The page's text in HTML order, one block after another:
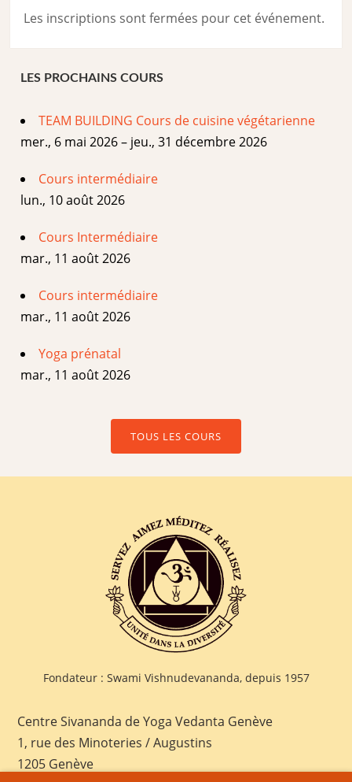
Les inscriptions sont fermées pour cet événement.
LES PROCHAINS COURS
TEAM BUILDING Cours de cuisine végétarienne
mer., 6 mai 2026 – jeu., 31 décembre 2026
Cours intermédiaire
lun., 10 août 2026
Cours Intermédiaire
mar., 11 août 2026
Cours intermédiaire
mar., 11 août 2026
Yoga prénatal
mar., 11 août 2026
TOUS LES COURS
Fondateur : Swami Vishnudevananda, depuis 1957
Centre Sivananda de Yoga Vedanta Genève
1, rue des Minoteries / Augustins
1205 Genève